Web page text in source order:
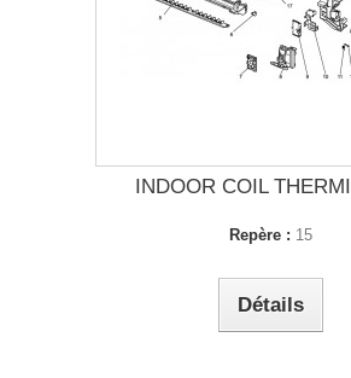
INDOOR COIL
Repère : 15
Détails